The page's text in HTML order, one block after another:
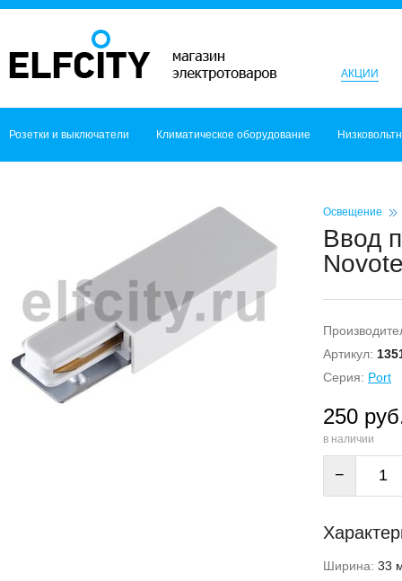
АКЦИИ
Розетки и выключатели Климатическое оборудование
Освещение
Ввод
Артикул:
Серия: Port
250
в наличии
−
Ширина: 33